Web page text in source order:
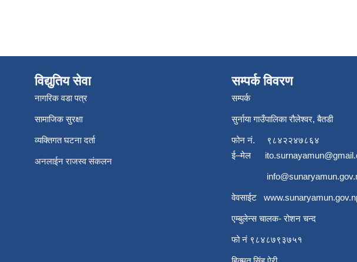
विद्युतिय सेवा
नागरिक वडा पत्र
सामाजिक सुरक्षा
व्यक्तिगत घटना दर्ता
अनलाईन राजस्व संकलन
सम्पर्क विवरण
सम्पर्क
सुर्नाया गाउँपालिका रौलेश्वर, बैतडी
फोन नं.
९८४२२४७८६४
ई–मेल
वेवसाईट www.
एम्बुलेन्स चालक- रोशन चन्द
फो नं ९८४८७९३७५१